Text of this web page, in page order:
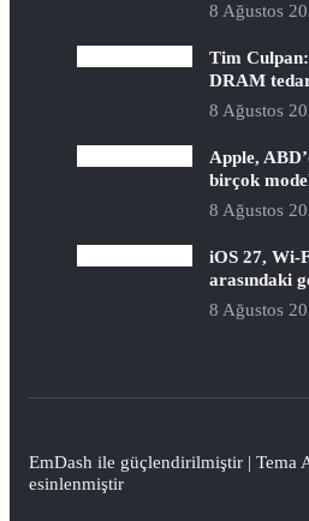
8 Ağustos
Tim
DRAM
8 Ağustos
Apple,
birçok
8 Ağustos
iOS 27, Wi-
arasındaki
8 Ağustos
EmDash ile güçlendirilmiştir | Tema
esinlenmiştir